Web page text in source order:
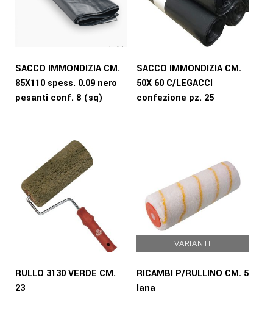
SACCO IMMONDIZIA CM.
85X110 spess. 0.09 nero
pesanti conf. 8 (sq)
SACCO IMMONDIZIA CM.
50X 60 C/LEGACCI
confezione pz. 25
RULLO 3130 VERDE CM.
23
VARIANTI
RICAMBI P/RULLINO CM. 5
lana